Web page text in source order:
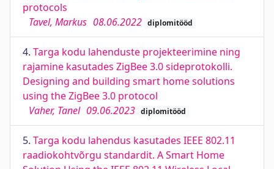
protocols
Tavel, Markus 08.06.2022 diplomitööd
4. Targa kodu lahenduste projekteerimine ning
rajamine kasutades ZigBee 3.0 sideprotokolli.
Designing and building smart home solutions
using the ZigBee 3.0 protocol
Vaher, Tanel 09.06.2023 diplomitööd
5. Targa kodu lahendus kasutades IEEE 802.11
raadiokohtvõrgu standardit. A Smart Home